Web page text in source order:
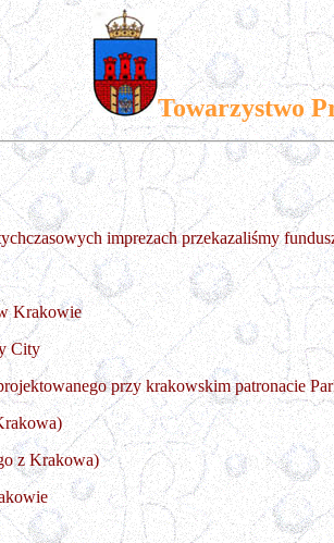
Towarzystwo
imprezach przekazaliśmy
Krakowie
City
przy krakowskim patronacie
z Krakowa)